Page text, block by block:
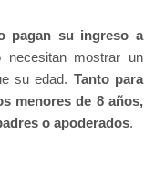
pagan su ingreso a
mostrar un
su edad. Tanto para
menores de 8 años,
o apoderados.